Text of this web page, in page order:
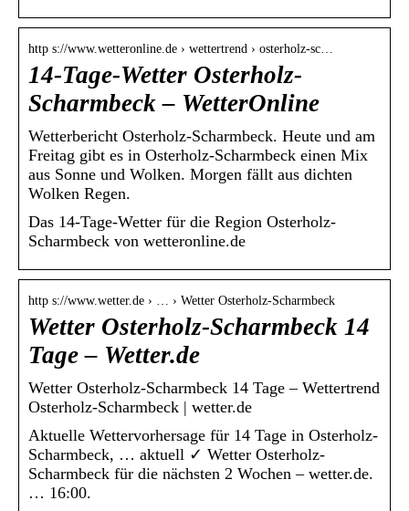
http s://www.wetteronline.de › wettertrend › osterholz-sc…
14-Tage-Wetter Osterholz-
Scharmbeck – WetterOnline
Wetterbericht Osterholz-Scharmbeck. Heute und am
Freitag gibt es in Osterholz-Scharmbeck einen Mix
aus Sonne und Wolken. Morgen fällt aus dichten
Wolken Regen.
Das 14-Tage-Wetter für die Region Osterholz-
Scharmbeck von wetteronline.de
http s://www.wetter.de › … › Wetter Osterholz-Scharmbeck
Wetter Osterholz-Scharmbeck 14
Tage – Wetter.de
Wetter Osterholz-Scharmbeck 14 Tage – Wettertrend
Osterholz-Scharmbeck | wetter.de
Aktuelle Wettervorhersage für 14 Tage in Osterholz-
Scharmbeck, … aktuell ✓ Wetter Osterholz-
Scharmbeck für die nächsten 2 Wochen – wetter.de.
… 16:00.